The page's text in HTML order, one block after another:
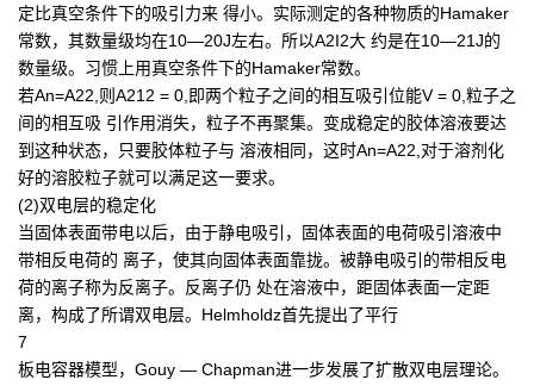
定比真空条件下的吸引力来 得小。实际测定的各种物质的Hamaker
常数，其数量级均在10—20J左右。所以A2I2大 约是在10—21J的
数量级。习惯上用真空条件下的Hamaker常数。
若An=A22,则A212 = 0,即两个粒子之间的相互吸引位能V = 0,粒子之
间的相互吸 引作用消失，粒子不再聚集。变成稳定的胶体溶液要达
到这种状态，只要胶体粒子与 溶液相同，这时An=A22,对于溶剂化
好的溶胶粒子就可以满足这一要求。
(2)双电层的稳定化
当固体表面带电以后，由于静电吸引，固体表面的电荷吸引溶液中
带相反电荷的 离子，使其向固体表面靠拢。被静电吸引的带相反电
荷的离子称为反离子。反离子仍 处在溶液中，距固体表面一定距
离，构成了所谓双电层。Helmholdz首先提出了平行
7
板电容器模型，Gouy — Chapman进一步发展了扩散双电层理论。